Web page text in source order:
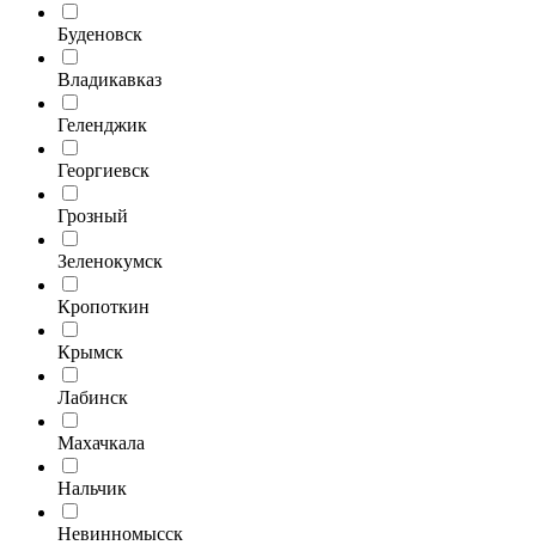
Буденовск
Владикавказ
Геленджик
Георгиевск
Грозный
Зеленокумск
Кропоткин
Крымск
Лабинск
Махачкала
Нальчик
Невинномысск